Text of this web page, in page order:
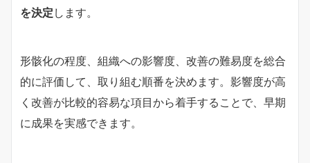
を決定 します。
形骸化の程度、組織への影響度、改善の難易度を総合
的に評価して、取り組む順番を決めます。影響度が高
く改善が比較的容易な項目から着手することで、早期
に成果を実感できます。